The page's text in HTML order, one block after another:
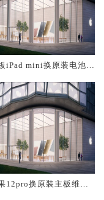
iPad mini换原装电池维
12pro换原装主板维修